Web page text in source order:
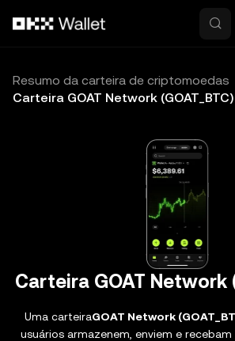
Resumo da carteira de criptomoedas
Carteira GOAT Network (GOAT_BTC)
Carteira GOAT Network
Uma carteiraGOAT Network
usuários armazenem, enviem e